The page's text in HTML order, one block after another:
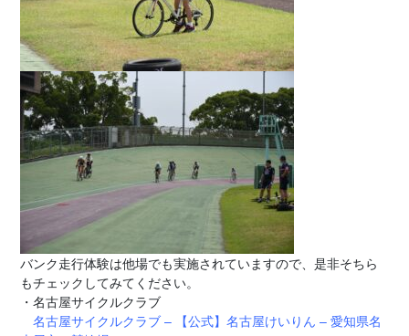
バンク走行体験は他場でも実施されていますので、是非そちら
もチェックしてみてください。
・名古屋サイクルクラブ
名古屋サイクルクラブ – 【公式】名古屋けいりん – 愛知県名